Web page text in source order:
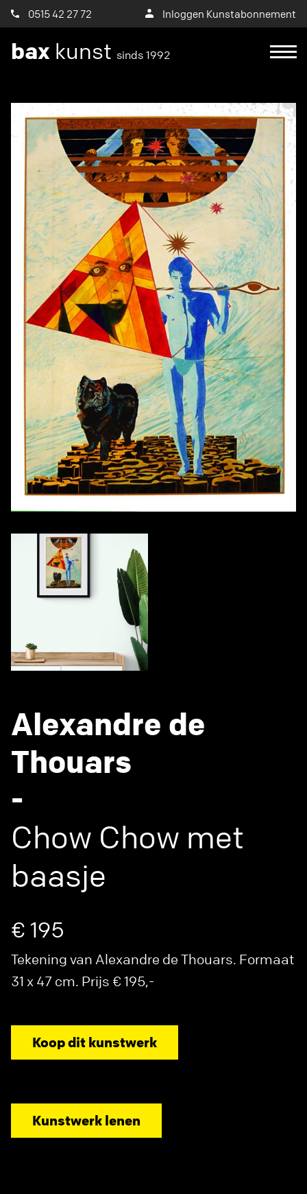
0515 42 27 72 Inloggen Kunstabonnement
bax kunst sinds 1992
Alexandre de
Thouars
-
Chow Chow met
baasje
€ 195
Tekening van Alexandre de Thouars. Formaat
31 x 47 cm. Prijs € 195,-
Koop dit kunstwerk
Kunstwerk lenen